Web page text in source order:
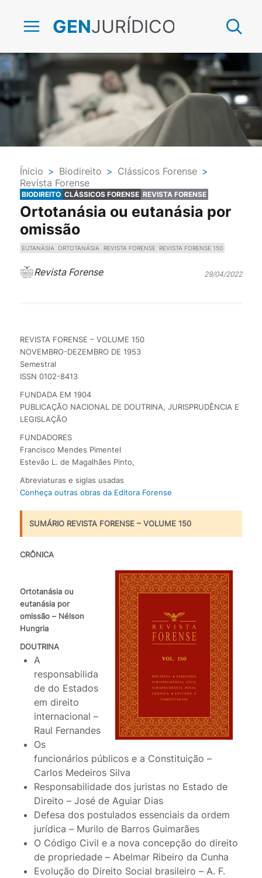
GENJURÍDICO
Ínicio > Biodireito > Clássicos Forense >
Revista Forense
BIODIREITO CLÁSSICOS FORENSE REVISTA FORENSE
Ortotanásia ou eutanásia por
omissão
EUTANÁSIA ORTOTANÁSIA REVISTA FORENSE REVISTA FORENSE 150
Revista Forense 29/04/2022
REVISTA FORENSE – VOLUME 150
NOVEMBRO-DEZEMBRO DE 1953
Semestral
ISSN 0102-8413
FUNDADA EM 1904
PUBLICAÇÃO NACIONAL DE DOUTRINA, JURISPRUDÊNCIA E
LEGISLAÇÃO
FUNDADORES
Francisco Mendes Pimentel
Estevão L. de Magalhães Pinto,
Abreviaturas e siglas usadas
Conheça outras obras da Editora Forense
SUMÁRIO REVISTA FORENSE – VOLUME 150
CRÔNICA
Ortotanásia ou
eutanásia por
omissão – Nélson
Hungria
DOUTRINA
A
responsabilida
de do Estados
em direito
internacional –
Raul Fernandes
Os
funcionários públicos e a Constituição –
Carlos Medeiros Silva
Responsabilidade dos juristas no Estado de
Direito – José de Aguiar Dias
Defesa dos postulados essenciais da ordem
jurídica – Murilo de Barros Guimarães
O Código Civil e a nova concepção do direito
de propriedade – Abelmar Ribeiro da Cunha
Evolução do Direito Social brasileiro – A. F.